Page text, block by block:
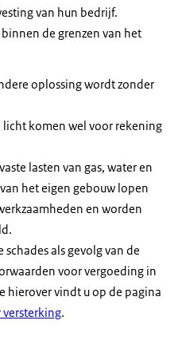
van hun bedrijf.
de grenzen van het
oplossing wordt zonder
licht komen wel voor rekening
lasten van gas, water en
het eigen gebouw lopen
en worden
als gevolg van de
voor vergoeding in
hierover vindt u op de pagina
versterking.